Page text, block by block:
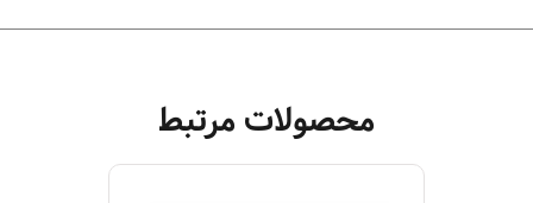
محصولات مرتبط